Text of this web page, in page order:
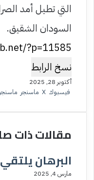
التي تطيل أمد
السودان الشقيق.
نسخ الرابط
أكتوبر 28, 2025
فيسبوك ‫X ماسنجر ماسنجر
مقالات ذات
البرهان
مارس 4, 2025